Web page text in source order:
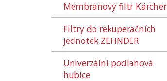
Membránový filtr Kärcher
Filtry do rekuperačních
jednotek ZEHNDER
Univerzální podlahová
hubice